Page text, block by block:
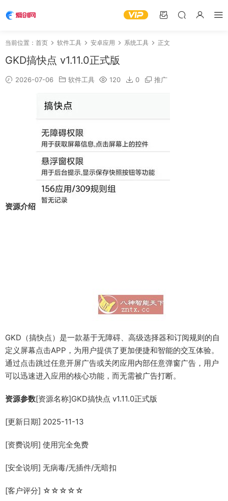
当前位置： 首页 软件工具 安卓应用 系统工具 正文
GKD搞快点 v1.11.0正式版
2026-07-06 软件工具 120 0 推广
资源介绍
GKD（搞快点）是一款基于无障碍、高级选择器和订阅规则的自
定义屏幕点击APP，为用户提供了更加便捷和智能的交互体验。
通过点击跳过任意开屏广告或关闭应用内部任意弹窗广告，用户
可以迅速进入应用的核心功能，而无需被广告打断。
资源参数[资源名称]GKD搞快点 v1.11.0正式版
[更新日期] 2025-11-13
[资费说明] 使用完全免费
[安全说明] 无病毒/无插件/无暗扣
[客户评分] ☆☆☆☆☆